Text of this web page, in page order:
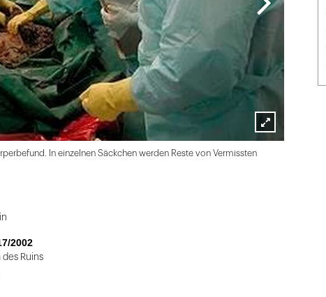
Lightbox
öffnen
In einzelnen Säckchen werden Reste von Vermissten
2002
des Ruins